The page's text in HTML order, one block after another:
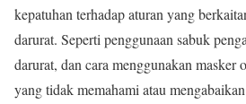
kepatuhan terhadap aturan yang
darurat. Seperti penggunaan sabuk
darurat, dan cara menggunakan masker
yang tidak memahami atau